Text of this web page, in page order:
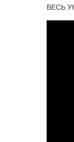
ВЕСЬ